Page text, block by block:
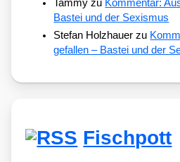
Tammy zu Kommentar:
Bastei und der Sexismus
Stefan Holzhauer zu
gefallen – Bastei und der
Fischpott